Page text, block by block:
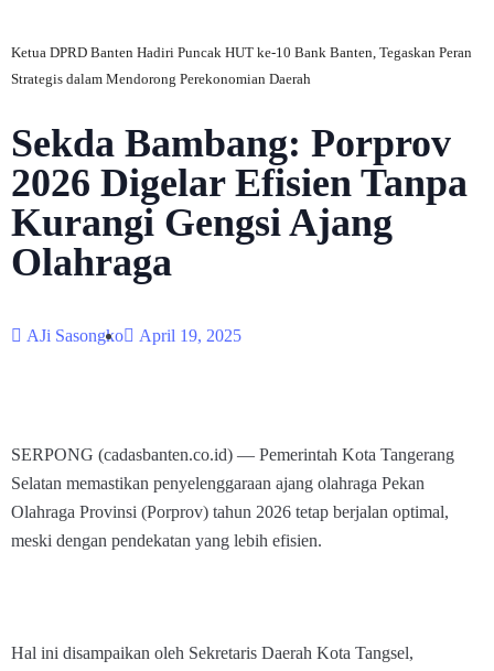
Ketua DPRD Banten Hadiri Puncak HUT ke-10 Bank Banten, Tegaskan Peran
Strategis dalam Mendorong Perekonomian Daerah
Sekda Bambang: Porprov
2026 Digelar Efisien Tanpa
Kurangi Gengsi Ajang
Olahraga
AJi Sasongko April 19, 2025
SERPONG (cadasbanten.co.id) — Pemerintah Kota Tangerang
Selatan memastikan penyelenggaraan ajang olahraga Pekan
Olahraga Provinsi (Porprov) tahun 2026 tetap berjalan optimal,
meski dengan pendekatan yang lebih efisien.
Hal ini disampaikan oleh Sekretaris Daerah Kota Tangsel,